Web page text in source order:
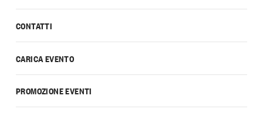
CONTATTI
CARICA EVENTO
PROMOZIONE EVENTI